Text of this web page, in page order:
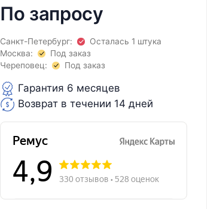
По запросу
Санкт-Петербург:
Осталась 1 штука
Москва:
Под заказ
Череповец:
Под заказ
Гарантия 6 месяцев
Возврат в течении 14 дней